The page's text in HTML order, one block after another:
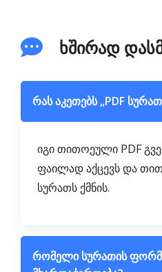
ხშირად
რას აკეთებს „PDF
იგი თითოეული PDF
ფაილად აქცევს და
სურათს ქმნის.
რომელი სურათის